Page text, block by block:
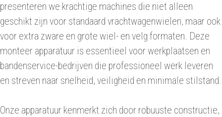
presenteren we krachtige machines die niet alleen
geschikt zijn voor standaard vrachtwagenwielen, maar ook
voor extra zware en grote wiel- en velg formaten. Deze
monteer apparatuur is essentieel voor werkplaatsen en
bandenservice-bedrijven die professioneel werk leveren
en streven naar snelheid, veiligheid en minimale stilstand.
Onze apparatuur kenmerkt zich door robuuste constructie,